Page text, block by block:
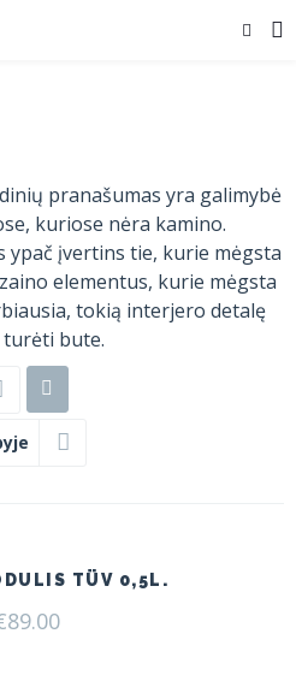
pranašumas yra galimybė
kuriose nėra kamino.
įvertins tie, kurie mėgsta
elementus, kurie mėgsta
tokią interjero detalę
bute.
TÜV 0,5L.
89.00